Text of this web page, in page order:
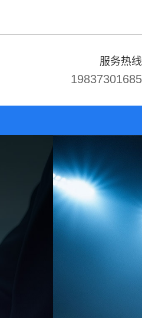
服务热线
19837301685